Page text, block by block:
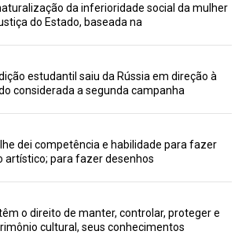
da inferioridade social da mulher
do Estado, baseada na
estudantil saiu da Rússia em direção à
considerada a segunda campanha
dei competência e habilidade para fazer
artístico; para fazer desenhos
o direito de manter, controlar, proteger e
cultural, seus conhecimentos